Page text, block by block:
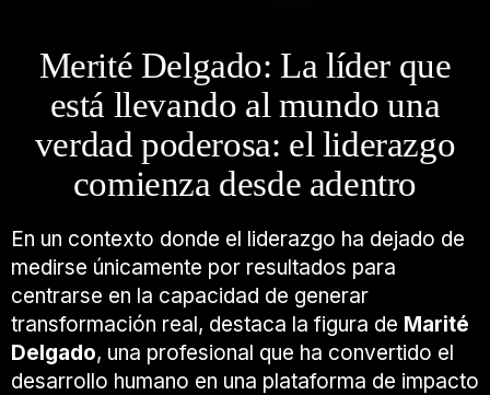
Merité Delgado: La líder que
está llevando al mundo una
verdad poderosa: el liderazgo
comienza desde adentro
En un contexto donde el liderazgo ha dejado de
medirse únicamente por resultados para
centrarse en la capacidad de generar
transformación real, destaca la figura de Marité
Delgado, una profesional que ha convertido el
desarrollo humano en una plataforma de impacto